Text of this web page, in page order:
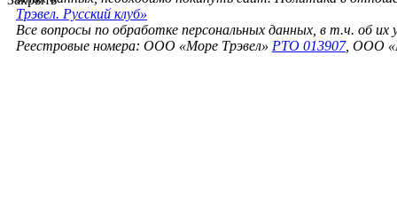
Трэвел. Русский клуб»
Все вопросы по обработке персональных данных, в т.ч. об их
Реестровые номера: ООО «Море Трэвел» РТО 013907, ООО